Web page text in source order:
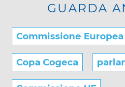
GUARDA
Commissione Europea
Copa Cogeca